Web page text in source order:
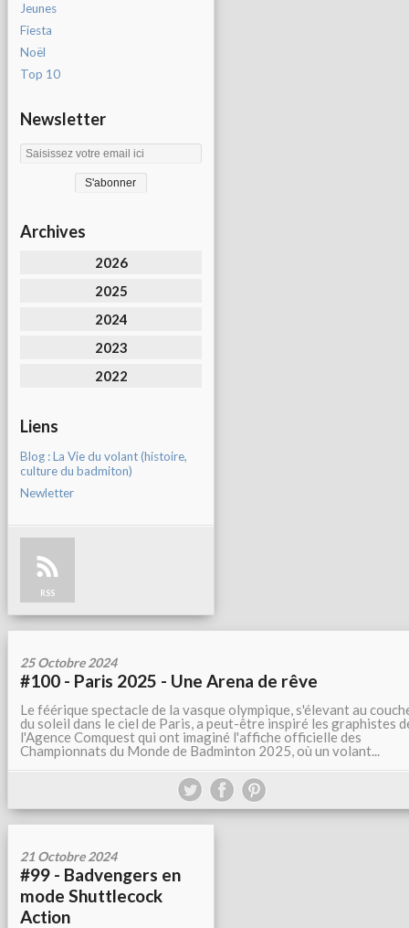
Jeunes
Fiesta
Noël
Top 10
Newsletter
Archives
2026
2025
2024
2023
2022
Liens
Blog : La Vie du volant (histoire,
culture du badmiton)
Newletter
RSS
25 Octobre 2024
#100 - Paris 2025 - Une Arena de rêve
Le féérique spectacle de la vasque olympique, s'élevant au
du soleil dans le ciel de Paris, a peut-être inspiré les graphistes
l'Agence Comquest qui ont imaginé l'affiche officielle des
Championnats du Monde de Badminton 2025, où un volant...
21 Octobre 2024
#99 - Badvengers en
mode Shuttlecock
Action